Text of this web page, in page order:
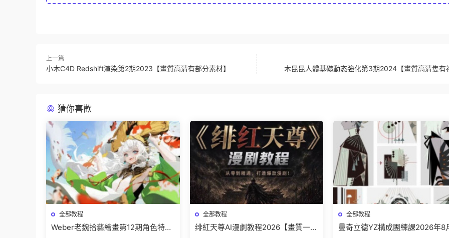
上一篇
小木C4D Redshift渲染第2期2023【畫質高清有部分素材】 木昆昆人體基礎動态強化第3期2024【畫質高清隻有
猜你喜歡
全部教程
Weber老魏拾藝繪畫第12期角色特訓
全部教程
绯紅天尊AI漫劇教程2026【畫質一般
全部教程
曼奇立德YZ構成團練課2026年8